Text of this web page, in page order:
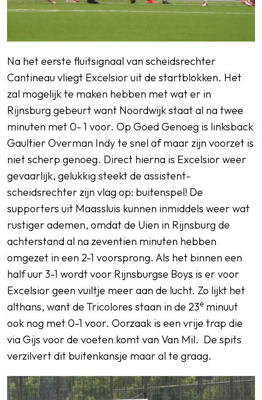
Na het eerste fluitsignaal van scheidsrechter
Cantineau vliegt Excelsior uit de startblokken. Het
zal mogelijk te maken hebben met wat er in
Rijnsburg gebeurt want Noordwijk staat al na twee
minuten met 0- 1 voor. Op Goed Genoeg is linksback
Gaultier Overman Indy te snel af maar zijn voorzet is
niet scherp genoeg. Direct hierna is Excelsior weer
gevaarlijk, gelukkig steekt de assistent-
scheidsrechter zijn vlag op: buitenspel! De
supporters uit Maassluis kunnen inmiddels weer wat
rustiger ademen, omdat de Uien in Rijnsburg de
achterstand al na zeventien minuten hebben
omgezet in een 2-1 voorsprong. Als het binnen een
half uur 3-1 wordt voor Rijnsburgse Boys is er voor
Excelsior geen vuiltje meer aan de lucht. Zo lijkt het
althans, want de Tricolores staan in de 23e minuut
ook nog met 0-1 voor. Oorzaak is een vrije trap die
via Gijs voor de voeten komt van Van Mil. De spits
verzilvert dit buitenkansje maar al te graag.